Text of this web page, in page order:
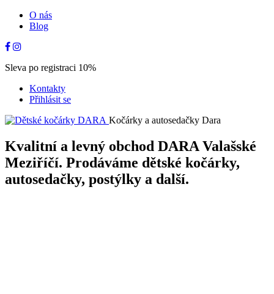
O nás
Blog
Sleva po registraci 10%
Kontakty
Přihlásit se
Kočárky a autosedačky Dara
Kvalitní a levný obchod DARA Valašské
Meziříčí. Prodáváme dětské kočárky,
autosedačky, postýlky a další.